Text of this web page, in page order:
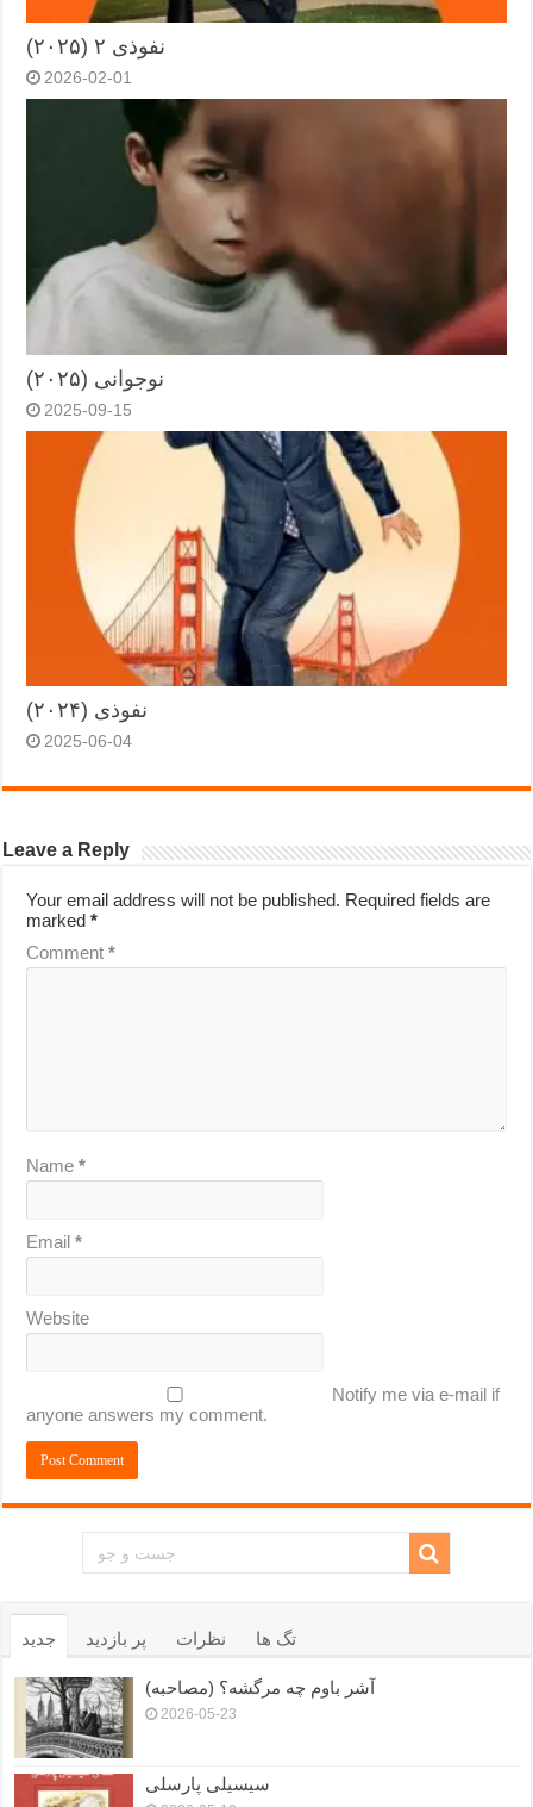
نفوذی ۲ (۲۰۲۵)
2026-02-01
نوجوانی (۲۰۲۵)
2025-09-15
نفوذی (۲۰۲۴)
2025-06-04
Leave a Reply
Your email address will not be published. Required fields are
marked*
Comment*
Name*
Email*
Website
Notify me via e-mail if
anyone answers my comment.
جدید پر بازدید نظرات تگ ها
آشر باوم چه مرگشه؟ (مصاحبه)
2026-05-23
سیسیلی پارسلی